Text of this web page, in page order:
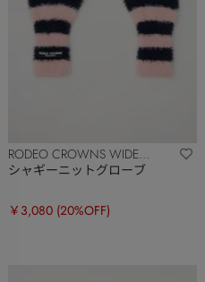
RODEO CROWNS WIDE
BOWL
シャギーニットグローブ
￥3,080 (20%OFF)